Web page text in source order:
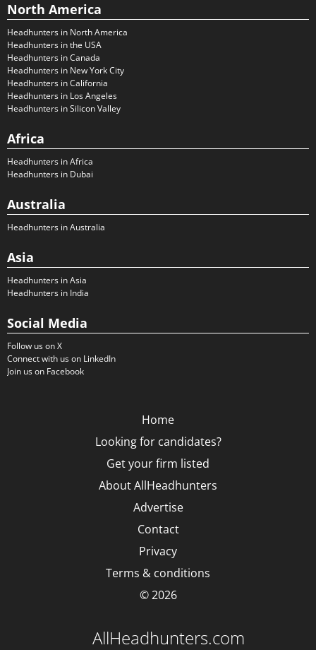
North America
Headhunters in North America
Headhunters in the USA
Headhunters in Canada
Headhunters in New York City
Headhunters in California
Headhunters in Los Angeles
Headhunters in Silicon Valley
Africa
Headhunters in Africa
Headhunters in Dubai
Australia
Headhunters in Australia
Asia
Headhunters in Asia
Headhunters in India
Social Media
Follow us on X
Connect with us on LinkedIn
Join us on Facebook
Home
Looking for candidates?
Get your firm listed
About AllHeadhunters
Advertise
Contact
Privacy
Terms & conditions
© 2026
AllHeadhunters.com